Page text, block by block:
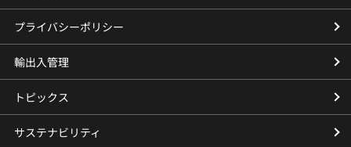
プライバシーポリシー
輸出入管理
トピックス
サステナビリティ